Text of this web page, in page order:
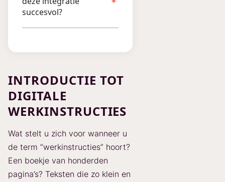
succesvol?
INTRODUCTIE TOT
DIGITALE
WERKINSTRUCTIES
Wat stelt u zich voor wanneer u
de term “werkinstructies” hoort?
Een boekje van honderden
pagina’s? Teksten die zo klein en